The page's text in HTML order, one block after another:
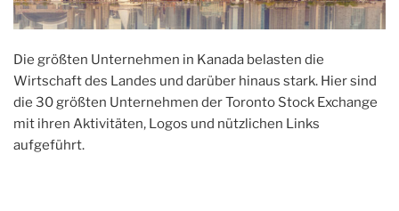
Die größten Unternehmen in Kanada belasten die
Wirtschaft des Landes und darüber hinaus stark. Hier sind
die 30 größten Unternehmen der Toronto Stock Exchange
mit ihren Aktivitäten, Logos und nützlichen Links
aufgeführt.